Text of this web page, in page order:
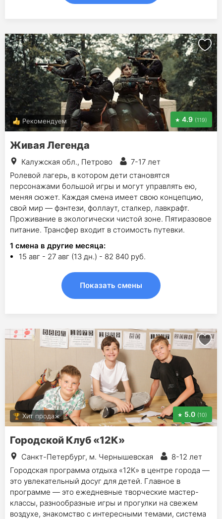
Рекомендуем 4.9 (119)
Живая Легенда
Калужская обл., Петрово
7-17 лет
Ролевой лагерь, в котором дети становятся
персонажами большой игры и могут управлять ею,
меняя сюжет. Каждая смена имеет свою концепцию,
свой мир — фэнтези, фоллаут, сталкер, лавкрафт.
Проживание в экологически чистой зоне. Пятиразовое
питание. Трансфер входит в стоимость путевки.
1 смена в другие месяца:
15 авг - 27 авг (13 дн.) - 82 840 руб.
Показать смены
Хит продаж 5.0 (10)
Городской Клуб «12К»
Санкт-Петербург, м. Чернышевская
8-12 лет
Городская программа отдыха «12К» в центре города —
это увлекательный досуг для детей. Главное в
программе — это ежедневные творческие мастер-
классы, разнообразные игры и прогулки на свежем
воздухе, знакомство с интересными темами, система